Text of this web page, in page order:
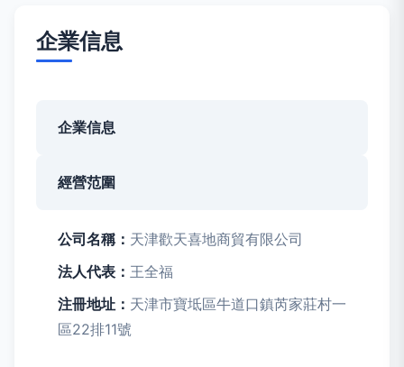
企業信息
企業信息
經營范圍
公司名稱： 天津歡天喜地商貿有限公司
法人代表： 王全福
注冊地址： 天津市寶坻區牛道口鎮芮家莊村一
區22排11號